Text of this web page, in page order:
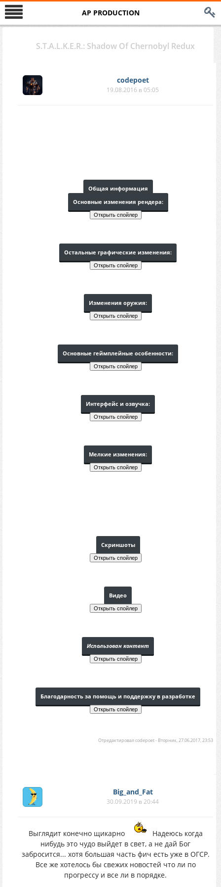
AP PRODUCTION
S.T.A.L.K.E.R.: Shadow Of Chernobyl Redux
codepoet
19.08.2016 в 05:05
Общая информация
Основные изменения рендера:
Остальные графические изменения:
Изменения оружия:
Основные геймплейные особенности:
Интерфейс и озвучка:
Мелкие изменения:
Скриншоты
Видео
Использован контент
Благодарность за помощь и поддержку в разработке
Отредактировалcodepoet- Вторник, 27.06.2017, 23:53
Big_and_Fat
30.09.2019 в 20:44
Выглядит конечно щикарно
Надеюсь когда
нибудь это чудо выйдет в свет, а не дай Бог
забросится... хотя большая часть фич есть уже в ОГСР.
Все же хотелось бы свежих новостей что ли по
прогрессу и все ли в порядке.